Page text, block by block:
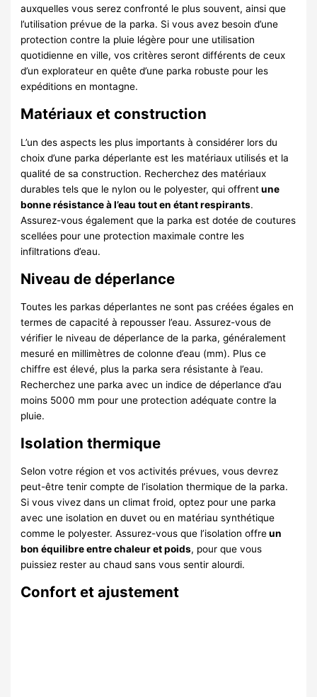
auxquelles vous serez confronté le plus souvent, ainsi que
l’utilisation prévue de la parka. Si vous avez besoin d’une
protection contre la pluie légère pour une utilisation
quotidienne en ville, vos critères seront différents de ceux
d’un explorateur en quête d’une parka robuste pour les
expéditions en montagne.
Matériaux et construction
L’un des aspects les plus importants à considérer lors du
choix d’une parka déperlante est les matériaux utilisés et la
qualité de sa construction. Recherchez des matériaux
durables tels que le nylon ou le polyester, qui offrentune
bonne résistance à l’eau tout en étant respirants.
Assurez-vous également que la parka est dotée de coutures
scellées pour une protection maximale contre les
infiltrations d’eau.
Niveau de déperlance
Toutes les parkas déperlantes ne sont pas créées égales en
termes de capacité à repousser l’eau. Assurez-vous de
vérifier le niveau de déperlance de la parka, généralement
mesuré en millimètres de colonne d’eau (mm). Plus ce
chiffre est élevé, plus la parka sera résistante à l’eau.
Recherchez une parka avec un indice de déperlance d’au
moins 5000 mm pour une protection adéquate contre la
pluie.
Isolation thermique
Selon votre région et vos activités prévues, vous devrez
peut-être tenir compte de l’isolation thermique de la parka.
Si vous vivez dans un climat froid, optez pour une parka
avec une isolation en duvet ou en matériau synthétique
comme le polyester. Assurez-vous que l’isolation offreun
bon équilibre entre chaleur et poids, pour que vous
puissiez rester au chaud sans vous sentir alourdi.
Confort et ajustement